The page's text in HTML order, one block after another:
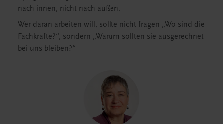
nach innen, nicht nach außen.
Wer daran arbeiten will, sollte nicht fragen „Wo sind die
Fachkräfte?“, sondern „Warum sollten sie ausgerechnet
bei uns bleiben?“